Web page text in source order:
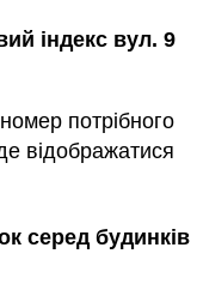
індекс вул. 9
потрібного
відображатися
серед будинкiв